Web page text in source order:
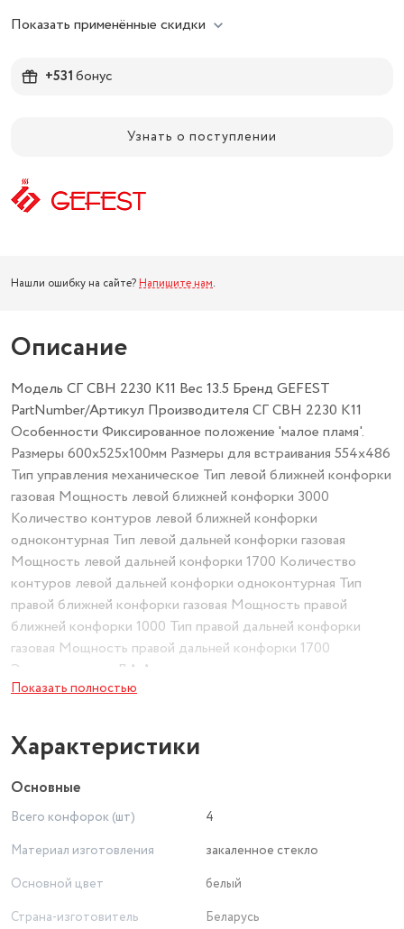
Показать применённые скидки
+531бонус
Узнать о поступлении
Нашли ошибку на сайте? Напишите нам.
Описание
Модель СГ СВН 2230 К11 Вес 13.5 Бренд GEFEST
PartNumber/Артикул Производителя СГ СВН 2230 К11
Особенности Фиксированное положение 'малое пламя'.
Размеры 600x525x100мм Размеры для встраивания 554x486
Тип управления механическое Тип левой ближней конфорки
газовая Мощность левой ближней конфорки 3000
Количество контуров левой ближней конфорки
одноконтурная Тип левой дальней конфорки газовая
Мощность левой дальней конфорки 1700 Количество
контуров левой дальней конфорки одноконтурная Тип
правой ближней конфорки газовая Мощность правой
ближней конфорки 1000 Тип правой дальней конфорки
газовая Мощность правой дальней конфорки 1700
Электроподжиг ДА Активация электроподжига в ручке
Газ-контроль да Тип поверхности варочная Установка
закаленное стекло Материал решетки чугун Длина
упаковки (ед) 0.68 Ширина упаковки (ед) 0.6 Высота
упаковки (ед) 0.19 Габариты упаковки (ед) ДхШхВ
0.07752 Количество конфорок 4 Тип переключателей
поворотные переключатели Цвет белый Ширина панели
для встраивания 554 Глубина ниши для встраивания
Показать полностью
Характеристики
Основные
Всего конфорок (шт)
4
Материал изготовления
закаленное стекло
Основной цвет
белый
Страна-изготовитель
Беларусь